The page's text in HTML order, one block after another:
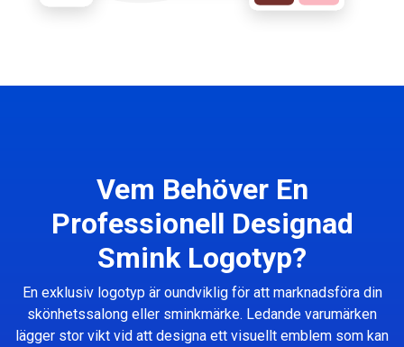
Vem Behöver En
Professionell Designad
Smink Logotyp?
En exklusiv logotyp är oundviklig för att marknadsföra din
skönhetssalong eller sminkmärke. Ledande varumärken
lägger stor vikt vid att designa ett visuellt emblem som kan